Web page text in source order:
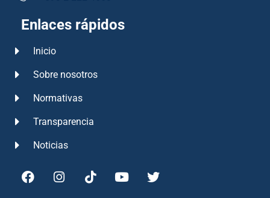
Enlaces rápidos
Inicio
Sobre nosotros
Normativas
Transparencia
Noticias